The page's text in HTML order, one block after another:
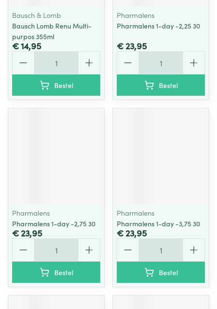
Bausch & Lomb
Bausch Lomb Renu Multi-
purpos 355ml
€ 14,95
Bestel
Pharmalens
Pharmalens 1-day -2,25 30
€ 23,95
Bestel
Pharmalens
Pharmalens 1-day -2,75 30
€ 23,95
Bestel
Pharmalens
Pharmalens 1-day -3,75 30
€ 23,95
Bestel